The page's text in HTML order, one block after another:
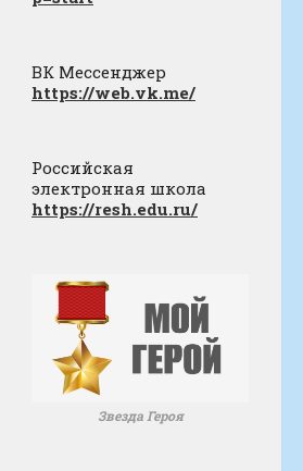
ВК Мессенджер
https://web.vk.me/
Российская
электронная школа
https://resh.edu.ru/
Звезда Героя